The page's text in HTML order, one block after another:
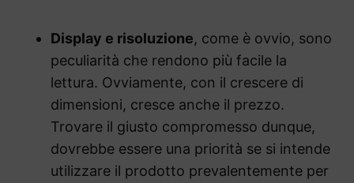
Display e risoluzione, come è ovvio, sono
peculiarità che rendono più facile la
lettura. Ovviamente, con il crescere di
dimensioni, cresce anche il prezzo.
Trovare il giusto compromesso dunque,
dovrebbe essere una priorità se si intende
utilizzare il prodotto prevalentemente per